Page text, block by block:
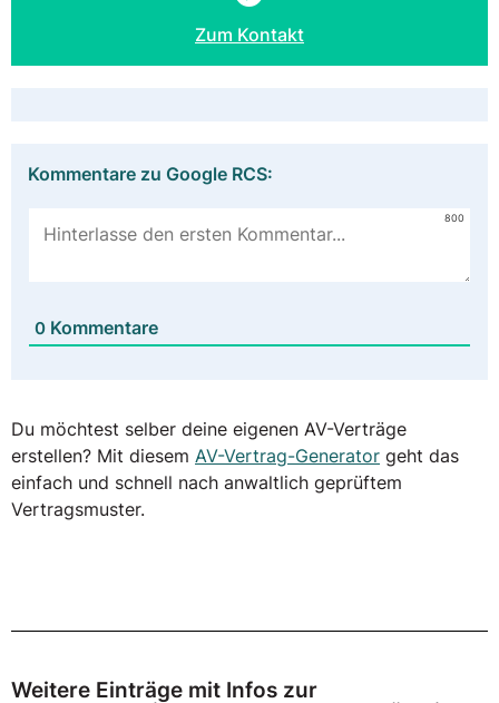
Zum Kontakt
Kommentare zu Google RCS:
800
0 Kommentare
Du möchtest selber deine eigenen AV-Verträge
erstellen? Mit diesem AV-Vertrag-Generator geht das
einfach und schnell nach anwaltlich geprüftem
Vertragsmuster.
Weitere Einträge mit Infos zur